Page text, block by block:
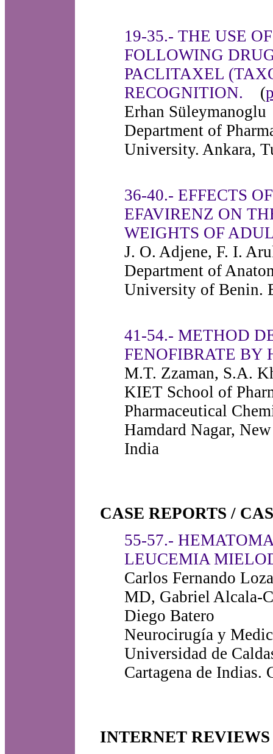
19-35.- THE USE
FOLLOWING
PACLITAXEL
RECOGNITION. (
Erhan Süleymanoglu
Department of
University. Ankara,
36-40.- EFFECTS
EFAVIRENZ ON
WEIGHTS OF
J. O. Adjene, F. I.
Department of
University of Benin.
41-54.- METHOD
FENOFIBRATE BY
M.T. Zzaman, S.A.
KIET School of
Pharmaceutical
Hamdard Nagar,
India
CASE REPORTS /
55-57.-
LEUCEMIA
Carlos Fernando
MD, Gabriel Alcala-
Diego Batero
Neurocirugía y
Universidad de
Cartagena de Indias.
INTERNET